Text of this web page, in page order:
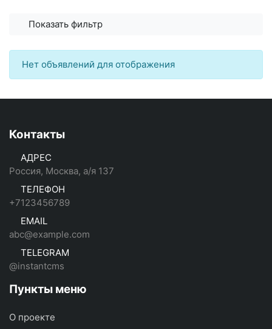
Показать фильтр
Нет объявлений для отображения
Контакты
АДРЕС
Россия, Москва, а/я 137
ТЕЛЕФОН
+7123456789
EMAIL
abc@example.com
TELEGRAM
@instantcms
Пункты меню
О проекте